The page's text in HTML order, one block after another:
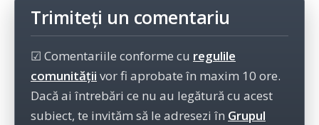
Trimiteți un comentariu
☑ Comentariile conforme cu regulile
comunității vor fi aprobate în maxim 10 ore.
Dacă ai întrebări ce nu au legătură cu acest
subiect, te invităm să le adresezi în Grupul